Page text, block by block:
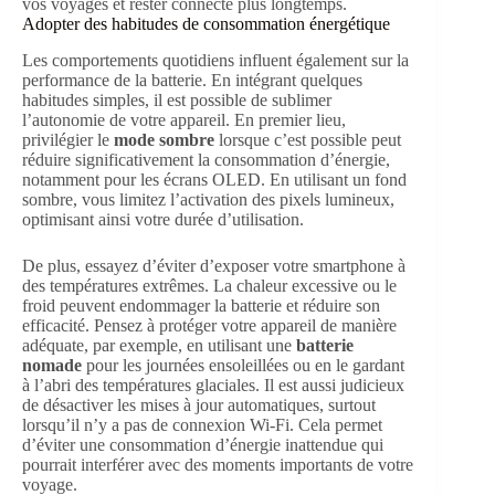
Adopter des habitudes de consommation énergétique
Les comportements quotidiens influent également sur la
performance de la batterie. En intégrant quelques
habitudes simples, il est possible de sublimer
l’autonomie de votre appareil. En premier lieu,
privilégier le mode sombre lorsque c’est possible peut
réduire significativement la consommation d’énergie,
notamment pour les écrans OLED. En utilisant un fond
sombre, vous limitez l’activation des pixels lumineux,
optimisant ainsi votre durée d’utilisation.
De plus, essayez d’éviter d’exposer votre smartphone à
des températures extrêmes. La chaleur excessive ou le
froid peuvent endommager la batterie et réduire son
efficacité. Pensez à protéger votre appareil de manière
adéquate, par exemple, en utilisant une batterie
nomade pour les journées ensoleillées ou en le gardant
à l’abri des températures glaciales. Il est aussi judicieux
de désactiver les mises à jour automatiques, surtout
lorsqu’il n’y a pas de connexion Wi-Fi. Cela permet
d’éviter une consommation d’énergie inattendue qui
pourrait interférer avec des moments importants de votre
voyage.